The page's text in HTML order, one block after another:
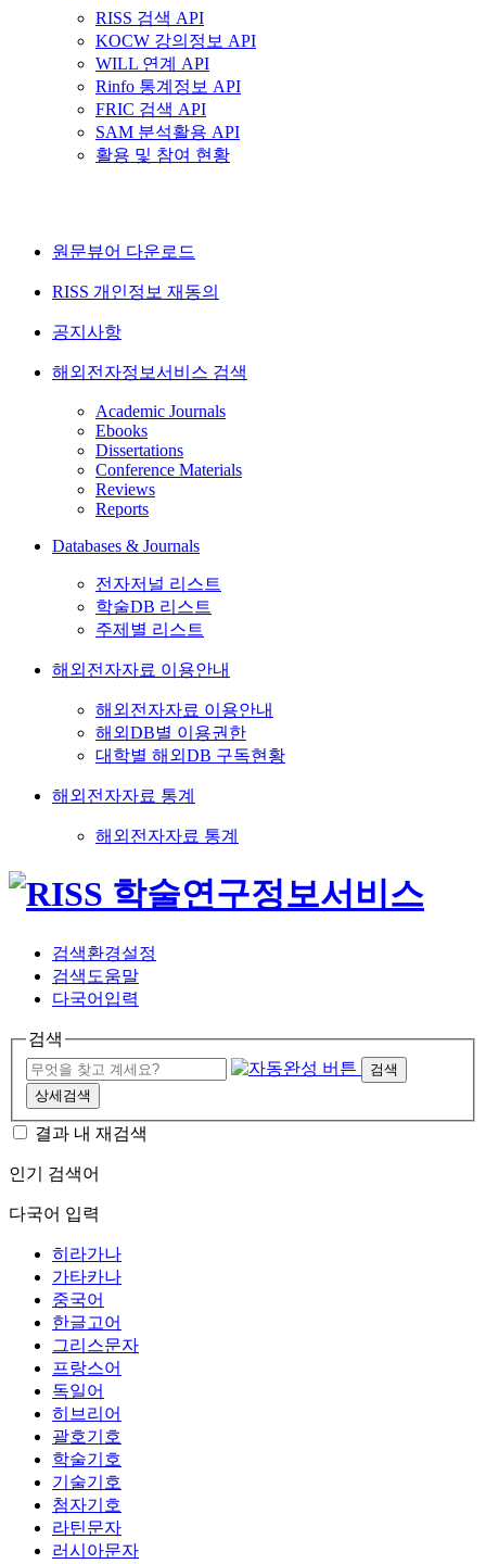
RISS 검색 API
KOCW 강의정보 API
WILL 연계 API
Rinfo 통계정보 API
FRIC 검색 API
SAM 분석활용 API
활용 및 참여 현황
원문뷰어 다운로드
RISS 개인정보 재동의
공지사항
해외전자정보서비스 검색
Academic Journals
Ebooks
Dissertations
Conference Materials
Reviews
Reports
Databases & Journals
전자저널 리스트
학술DB 리스트
주제별 리스트
해외전자자료 이용안내
해외전자자료 이용안내
해외DB별 이용권한
대학별 해외DB 구독현황
해외전자자료 통계
해외전자자료 통계
검색환경설정
검색도움말
다국어입력
검색
검색
상세검색
결과 내 재검색
인기 검색어
다국어 입력
히라가나
가타카나
중국어
한글고어
그리스문자
프랑스어
독일어
히브리어
괄호기호
학술기호
기술기호
첨자기호
라틴문자
러시아문자